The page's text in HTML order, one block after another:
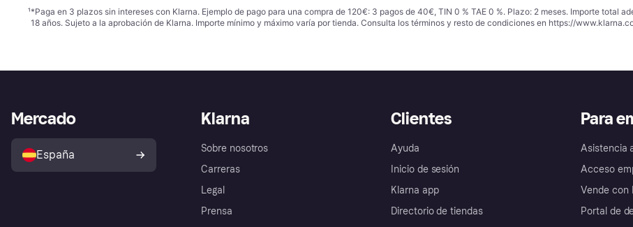
¹*Paga en 3 plazos sin intereses con Klarna. Ejemplo de pago para una compra de 120€: 3 pagos de 40€, TIN 0 % TAE 0 %. Plazo: 2 meses. Importe total
18 años. Sujeto a la aprobación de Klarna. Importe mínimo y máximo varía por tienda. Consulta los términos y resto de condiciones en https://
Klarna
Sobre nosotros
Carreras
Legal
Prensa
Clientes
Ayuda
Inicio de sesión
Klarna app
Directorio de tiendas
Para
Asistencia
Acceso
Vende con
Portal de
Mercado
España